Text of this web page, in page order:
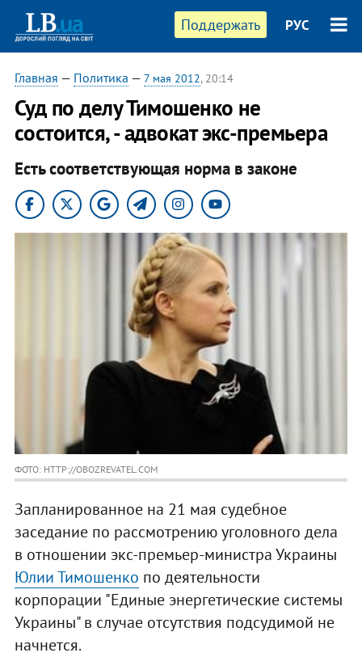
Поддержать РУС
Главная — Политика — 7 мая 2012, 20:14
Суд по делу Тимошенко не
состоится, - адвокат экс-премьера
Есть соответствующая норма в законе
ФОТО: HTTP://OBOZREVATEL.COM
Запланированное на 21 мая судебное
заседание по рассмотрению уголовного дела
в отношении экс-премьер-министра Украины
Юлии Тимошенко по деятельности
корпорации "Единые энергетические системы
Украины" в случае отсутствия подсудимой не
начнется.